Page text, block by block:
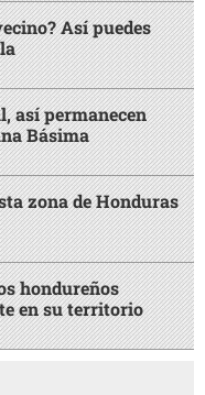
Así puedes
así permanecen
Básima
zona de Honduras
hondureños
en su territorio